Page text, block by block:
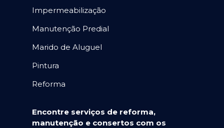
Impermeabilização
Manutenção Predial
Marido de Aluguel
Pintura
Reforma
Encontre serviços de reforma,
manutenção e consertos com os